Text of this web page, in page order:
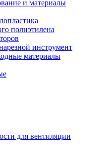
и материалы
полиэтилена
инструмент
материалы
для вентиляции